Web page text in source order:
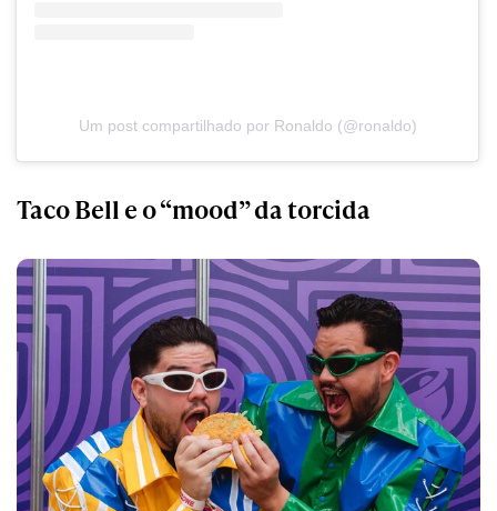
Um post compartilhado por Ronaldo (@ronaldo)
Taco Bell e o “mood” da torcida